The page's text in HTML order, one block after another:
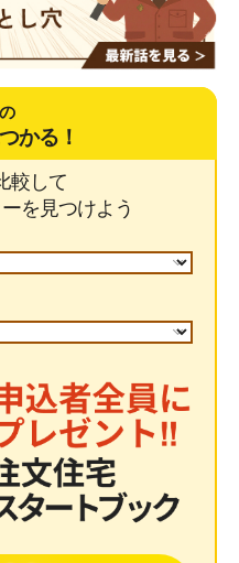
の
かる！
較して
を見つけよう